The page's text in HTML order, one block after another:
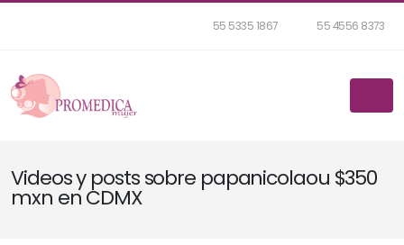
55 5335 1867 55 4556 8373
Videos y posts sobre papanicolaou $350
mxn en CDMX